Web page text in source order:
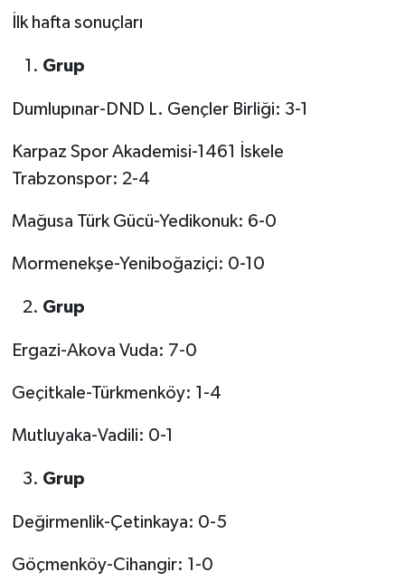
İlk hafta sonuçları
Grup
Dumlupınar-DND L. Gençler Birliği: 3-1
Karpaz Spor Akademisi-1461 İskele
Trabzonspor: 2-4
Mağusa Türk Gücü-Yedikonuk: 6-0
Mormenekşe-Yeniboğaziçi: 0-10
Grup
Ergazi-Akova Vuda: 7-0
Geçitkale-Türkmenköy: 1-4
Mutluyaka-Vadili: 0-1
Grup
Değirmenlik-Çetinkaya: 0-5
Göçmenköy-Cihangir: 1-0